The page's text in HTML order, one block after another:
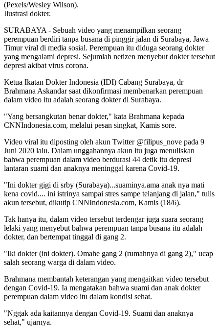
(Pexels/Wesley Wilson).
Ilustrasi dokter.
SURABAYA - Sebuah video yang menampilkan seorang
perempuan berdiri tanpa busana di pinggir jalan di Surabaya, Jawa
Timur viral di media sosial. Perempuan itu diduga seorang dokter
yang mengalami depresi. Sejumlah netizen menyebut dokter tersebut
depresi akibat virus corona.
Ketua Ikatan Dokter Indonesia (IDI) Cabang Surabaya, dr
Brahmana Askandar saat dikonfirmasi membenarkan perempuan
dalam video itu adalah seorang dokter di Surabaya.
"Yang bersangkutan benar dokter," kata Brahmana kepada
CNNIndonesia.com, melalui pesan singkat, Kamis sore.
Video viral itu diposting oleh akun Twitter @filipus_nove pada 9
Juni 2020 lalu. Dalam unggahannya akun itu juga menuliskan
bahwa perempuan dalam video berdurasi 44 detik itu depresi
lantaran suami dan anaknya meninggal karena Covid-19.
"Ini dokter gigi di srby (Surabaya)...suaminya.ama anak nya mati
kena covid.... ini istrinya sampai stres sampe telanjang di jalan," tulis
akun tersebut, dikutip CNNIndonesia.com, Kamis (18/6).
Tak hanya itu, dalam video tersebut terdengar juga suara seorang
lelaki yang menyebut bahwa perempuan tanpa busana itu adalah
dokter, dan bertempat tinggal di gang 2.
"Iki dokter (ini dokter). Omahe gang 2 (rumahnya di gang 2)," ucap
salah seorang warga di dalam video.
Brahmana membantah keterangan yang mengaitkan video tersebut
dengan Covid-19. Ia mengatakan bahwa suami dan anak dokter
perempuan dalam video itu dalam kondisi sehat.
"Nggak ada kaitannya dengan Covid-19. Suami dan anaknya
sehat," ujarnya.